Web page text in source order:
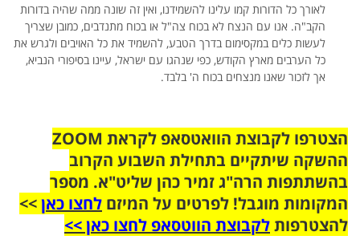
לאורך כל הדורות קמו עלינו להשמידנו, ואין זה שונה ממה שהיה בדורות
הקב"ה. אנו עם הנצח לא בכוח צה"ל או בכוח מתנדבים, כמובן שצריך
לעשות כלים במקסימום בדרך הטבע, להשמיד את כל האויבים ולגרש את
כל הערבים מארץ הקודש, כפי שנהגו עם ישראל, עיינו בסיפורי הנביא,
אך לזכור שאנו מנצחים בכוח ה' בלבד.
הצטרפו לקבוצת הוואטסאפ לקראת ZOOM
ההשקה שיתקיים בתחילת השבוע הקרוב
בהשתתפות הרה"ג זמיר כהן שליט"א. מספר
המקומות מוגבל! לפרטים על המיזם לחצו כאן>>
להצטרפותלקבוצת הווטסאפ לחצו כאן >>